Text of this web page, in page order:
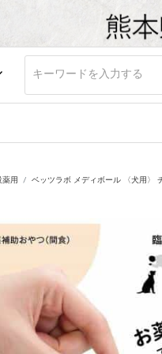
薬用 ベッツラボ メディボール 〈犬用〉